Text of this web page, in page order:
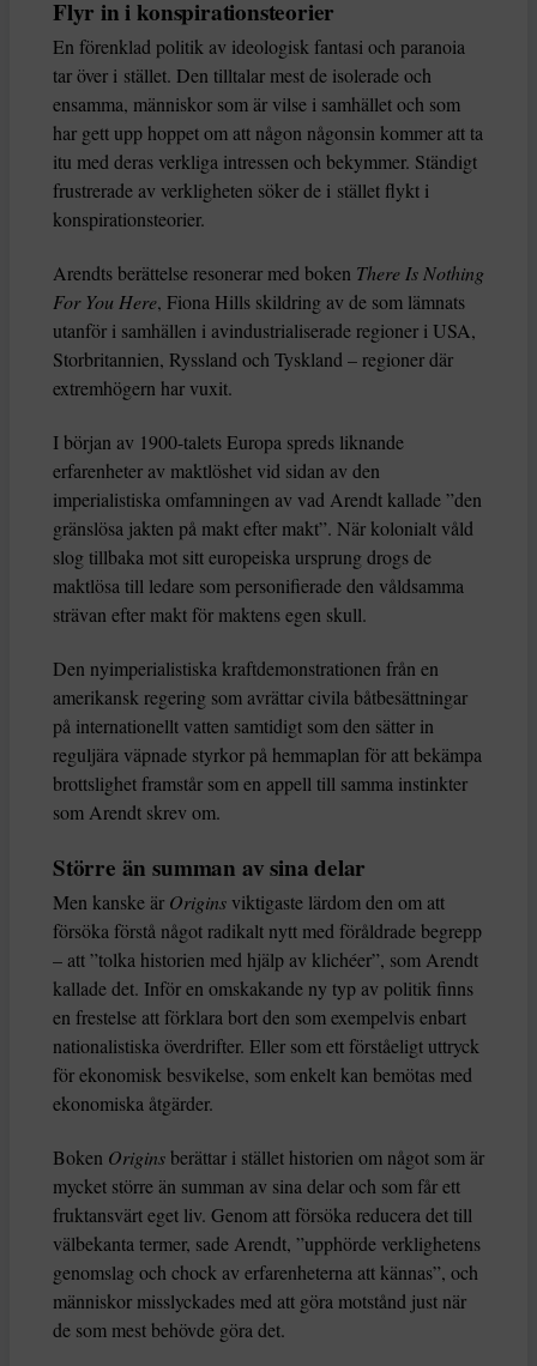
Flyr in i konspirationsteorier
En förenklad politik av ideologisk fantasi och paranoia
tar över i stället. Den tilltalar mest de isolerade och
ensamma, människor som är vilse i samhället och som
har gett upp hoppet om att någon någonsin kommer att ta
itu med deras verkliga intressen och bekymmer. Ständigt
frustrerade av verkligheten söker de i stället flykt i
konspirationsteorier.
Arendts berättelse resonerar med boken There Is Nothing
For You Here, Fiona Hills skildring av de som lämnats
utanför i samhällen i avindustrialiserade regioner i USA,
Storbritannien, Ryssland och Tyskland – regioner där
extremhögern har vuxit.
I början av 1900-talets Europa spreds liknande
erfarenheter av maktlöshet vid sidan av den
imperialistiska omfamningen av vad Arendt kallade ”den
gränslösa jakten på makt efter makt”. När kolonialt våld
slog tillbaka mot sitt europeiska ursprung drogs de
maktlösa till ledare som personifierade den våldsamma
strävan efter makt för maktens egen skull.
Den nyimperialistiska kraftdemonstrationen från en
amerikansk regering som avrättar civila båtbesättningar
på internationellt vatten samtidigt som den sätter in
reguljära väpnade styrkor på hemmaplan för att bekämpa
brottslighet framstår som en appell till samma instinkter
som Arendt skrev om.
Större än summan av sina delar
Men kanske är Origins viktigaste lärdom den om att
försöka förstå något radikalt nytt med föråldrade begrepp
– att ”tolka historien med hjälp av klichéer”, som Arendt
kallade det. Inför en omskakande ny typ av politik finns
en frestelse att förklara bort den som exempelvis enbart
nationalistiska överdrifter. Eller som ett förståeligt uttryck
för ekonomisk besvikelse, som enkelt kan bemötas med
ekonomiska åtgärder.
Boken Originsberättar i stället historien om något som är
mycket större än summan av sina delar och som får ett
fruktansvärt eget liv. Genom att försöka reducera det till
välbekanta termer, sade Arendt, ”upphörde verklighetens
genomslag och chock av erfarenheterna att kännas”, och
människor misslyckades med att göra motstånd just när
de som mest behövde göra det.